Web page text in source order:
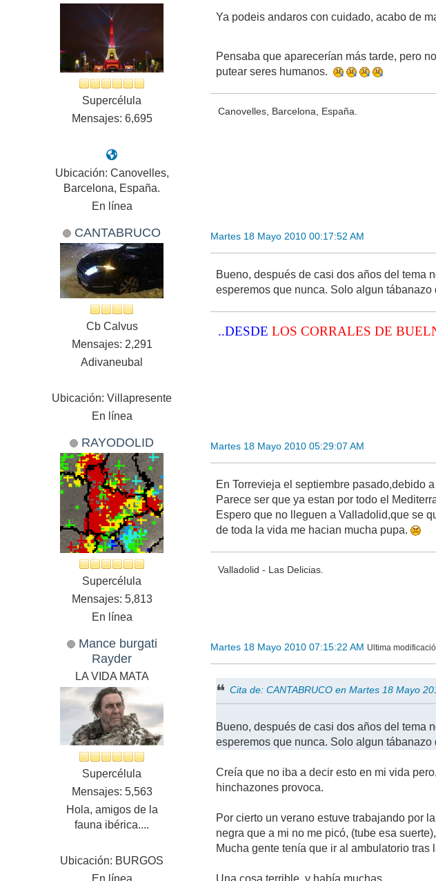
Supercélula
Mensajes: 6,695
Ubicación: Canovelles,
Barcelona, España.
En línea
Ya podeis andaros con cuidado, acabo de
Pensaba que aparecerían más tarde, pero
putear seres humanos.
Canovelles, Barcelona, España.
CANTABRUCO
Cb Calvus
Mensajes: 2,291
Adivaneubal
Ubicación: Villapresente
En línea
Martes 18 Mayo 2010 00:17:52 AM
Bueno, después de casi dos años del tema
esperemos que nunca. Solo algun tábanazo
..DESDE LOS CORRALES DE
RAYODOLID
Supercélula
Mensajes: 5,813
En línea
Martes 18 Mayo 2010 05:29:07 AM
En Torrevieja el septiembre pasado,debido
Parece ser que ya estan por todo el
Espero que no lleguen a Valladolid,que se
de toda la vida me hacian mucha pupa.
Valladolid - Las Delicias.
Mance burgati
Rayder
LA VIDA MATA
Supercélula
Mensajes: 5,563
Hola, amigos de la
fauna ibérica....
Ubicación: BURGOS
Martes 18 Mayo 2010 07:15:22 AM Ultima
Cita de: CANTABRUCO en Martes 18 Mayo
Bueno, después de casi dos años del tema
esperemos que nunca. Solo algun tábanazo
Creía que no iba a decir esto en mi vida
hinchazones provoca.
Por cierto un verano estuve trabajando por
negra que a mi no me picó, (tube esa
Mucha gente tenía que ir al ambulatorio